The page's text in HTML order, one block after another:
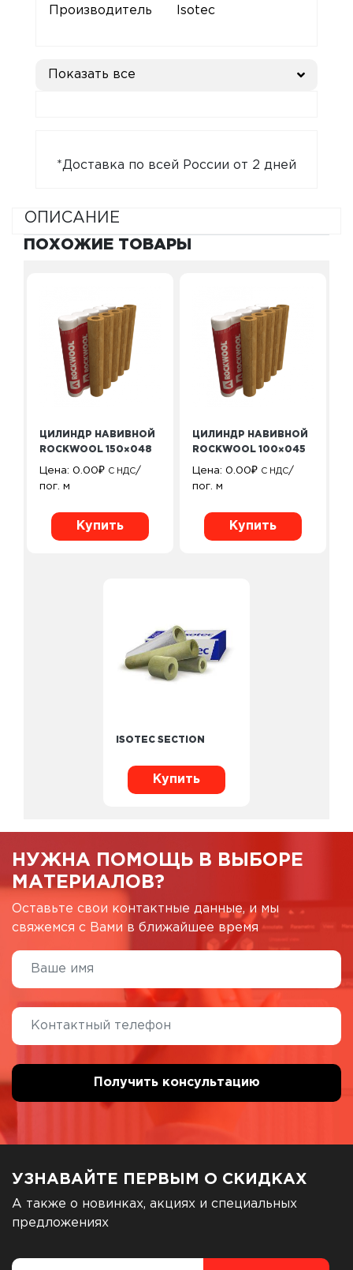
Производитель Isotec
Показать все
*Доставка по всей России от 2 дней
ОПИСАНИЕ
ПОХОЖИЕ ТОВАРЫ
ЦИЛИНДР НАВИВНОЙ
ROCKWOOL 150×048
Цена: 0.00₽ С НДС/
пог. м
Купить
ЦИЛИНДР НАВИВНОЙ
ROCKWOOL 100×045
Цена: 0.00₽ С НДС/
пог. м
Купить
ISOTEC SECTION
Купить
НУЖНА ПОМОЩЬ В ВЫБОРЕ
МАТЕРИАЛОВ?
Оставьте свои контактные данные, и мы
свяжемся с Вами в ближайшее время
УЗНАВАЙТЕ ПЕРВЫМ О СКИДКАХ
А также о новинках, акциях и специальных
предложениях